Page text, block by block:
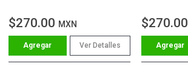
$270.00 MXN
Ver Detalles
$270.00